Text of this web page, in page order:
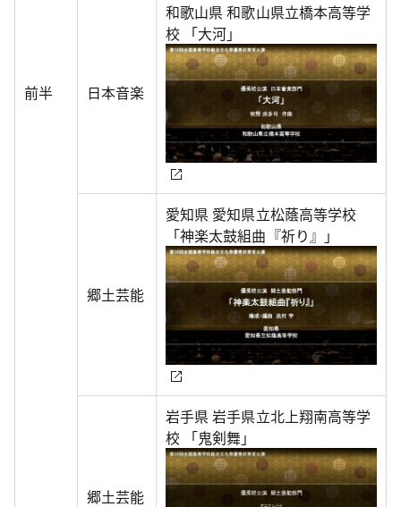
前半 日本音楽
和歌山県 和歌山県立橋本高等学
校 「大河」
郷土芸能
愛知県 愛知県立松蔭高等学校
「神楽太鼓組曲『祈り』」
郷土芸能
岩手県 岩手県立北上翔南高等学
校 「鬼剣舞」